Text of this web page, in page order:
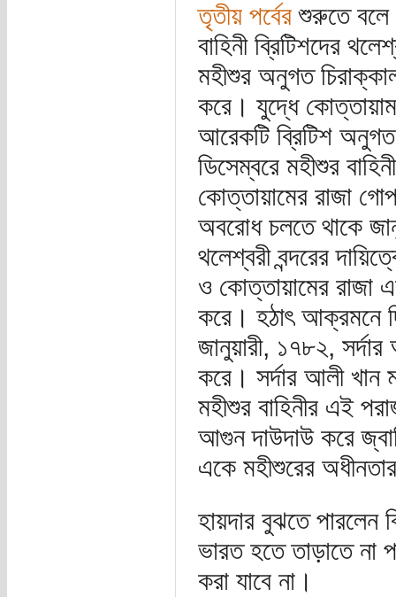
তৃতীয় পর্বেরশুরুতে বলে
বাহিনী ব্রিটিশদের
মহীশুর অনুগত
করে। যুদ্ধে কোত্তায়াম
আরেকটি ব্রিটিশ
ডিসেম্বরে মহীশুর
কোত্তায়ামের রাজা
অবরোধ চলতে থাকে
থলেশ্বরী বন্দরের
ও কোত্তায়ামের রাজা
করে। হঠাৎ আক্রমনে
জানুয়ারী, ১৭৮২, সর্দার
করে। সর্দার আলী খান
মহীশুর বাহিনীর এই
আগুন দাউদাউ করে
একে মহীশুরের
হায়দার বুঝতে পারলেন
ভারত হতে তাড়াতে না
করা যাবে না।